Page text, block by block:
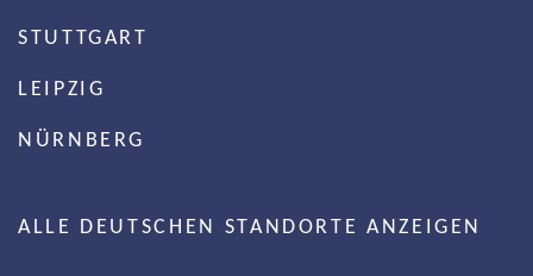
STUTTGART
LEIPZIG
NÜRNBERG
ALLE DEUTSCHEN STANDORTE ANZEIGEN